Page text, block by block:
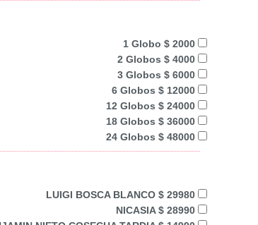
1 Globo $ 2000
2 Globos $ 4000
3 Globos $ 6000
6 Globos $ 12000
12 Globos $ 24000
18 Globos $ 36000
24 Globos $ 48000
LUIGI BOSCA BLANCO $ 29980
NICASIA $ 28990